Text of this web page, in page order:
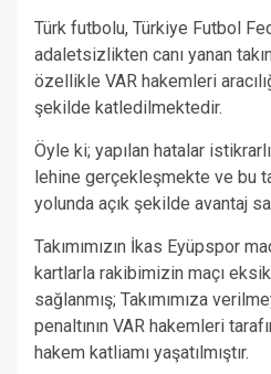
Türk futbolu, Türkiye Futbol
adaletsizlikten canı yanan
özellikle VAR hakemleri
şekilde katledilmektedir.
Öyle ki; yapılan hatalar
lehine gerçekleşmekte ve bu
yolunda açık şekilde avantaj
Takımımızın İkas Eyüpspor
kartlarla rakibimizin maçı
sağlanmış; Takımımıza
penaltının VAR hakemleri
hakem katliamı yaşatılmıştır.